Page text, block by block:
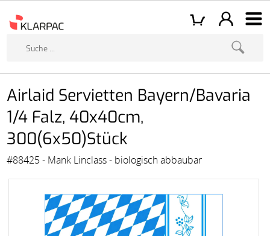
Airlaid Servietten Bayern/Bavaria
1/4 Falz, 40x40cm,
300(6x50)Stück
#88425 - Mank Linclass - biologisch abbaubar